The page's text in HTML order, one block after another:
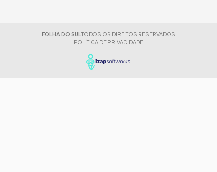
FOLHA DO SUL TODOS OS DIREITOS RESERVADOS
POLÍTICA DE PRIVACIDADE